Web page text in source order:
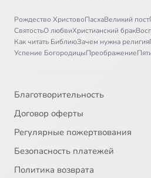
Рождество ХристовоПасхаВеликий пост
СвятостьО любвиХристианский брак
Как читать БиблиюЗачем нужна религия
Успение БогородицыПреображение
Благотворительность
Договор оферты
Регулярные пожертвования
Безопасность платежей
Политика возврата